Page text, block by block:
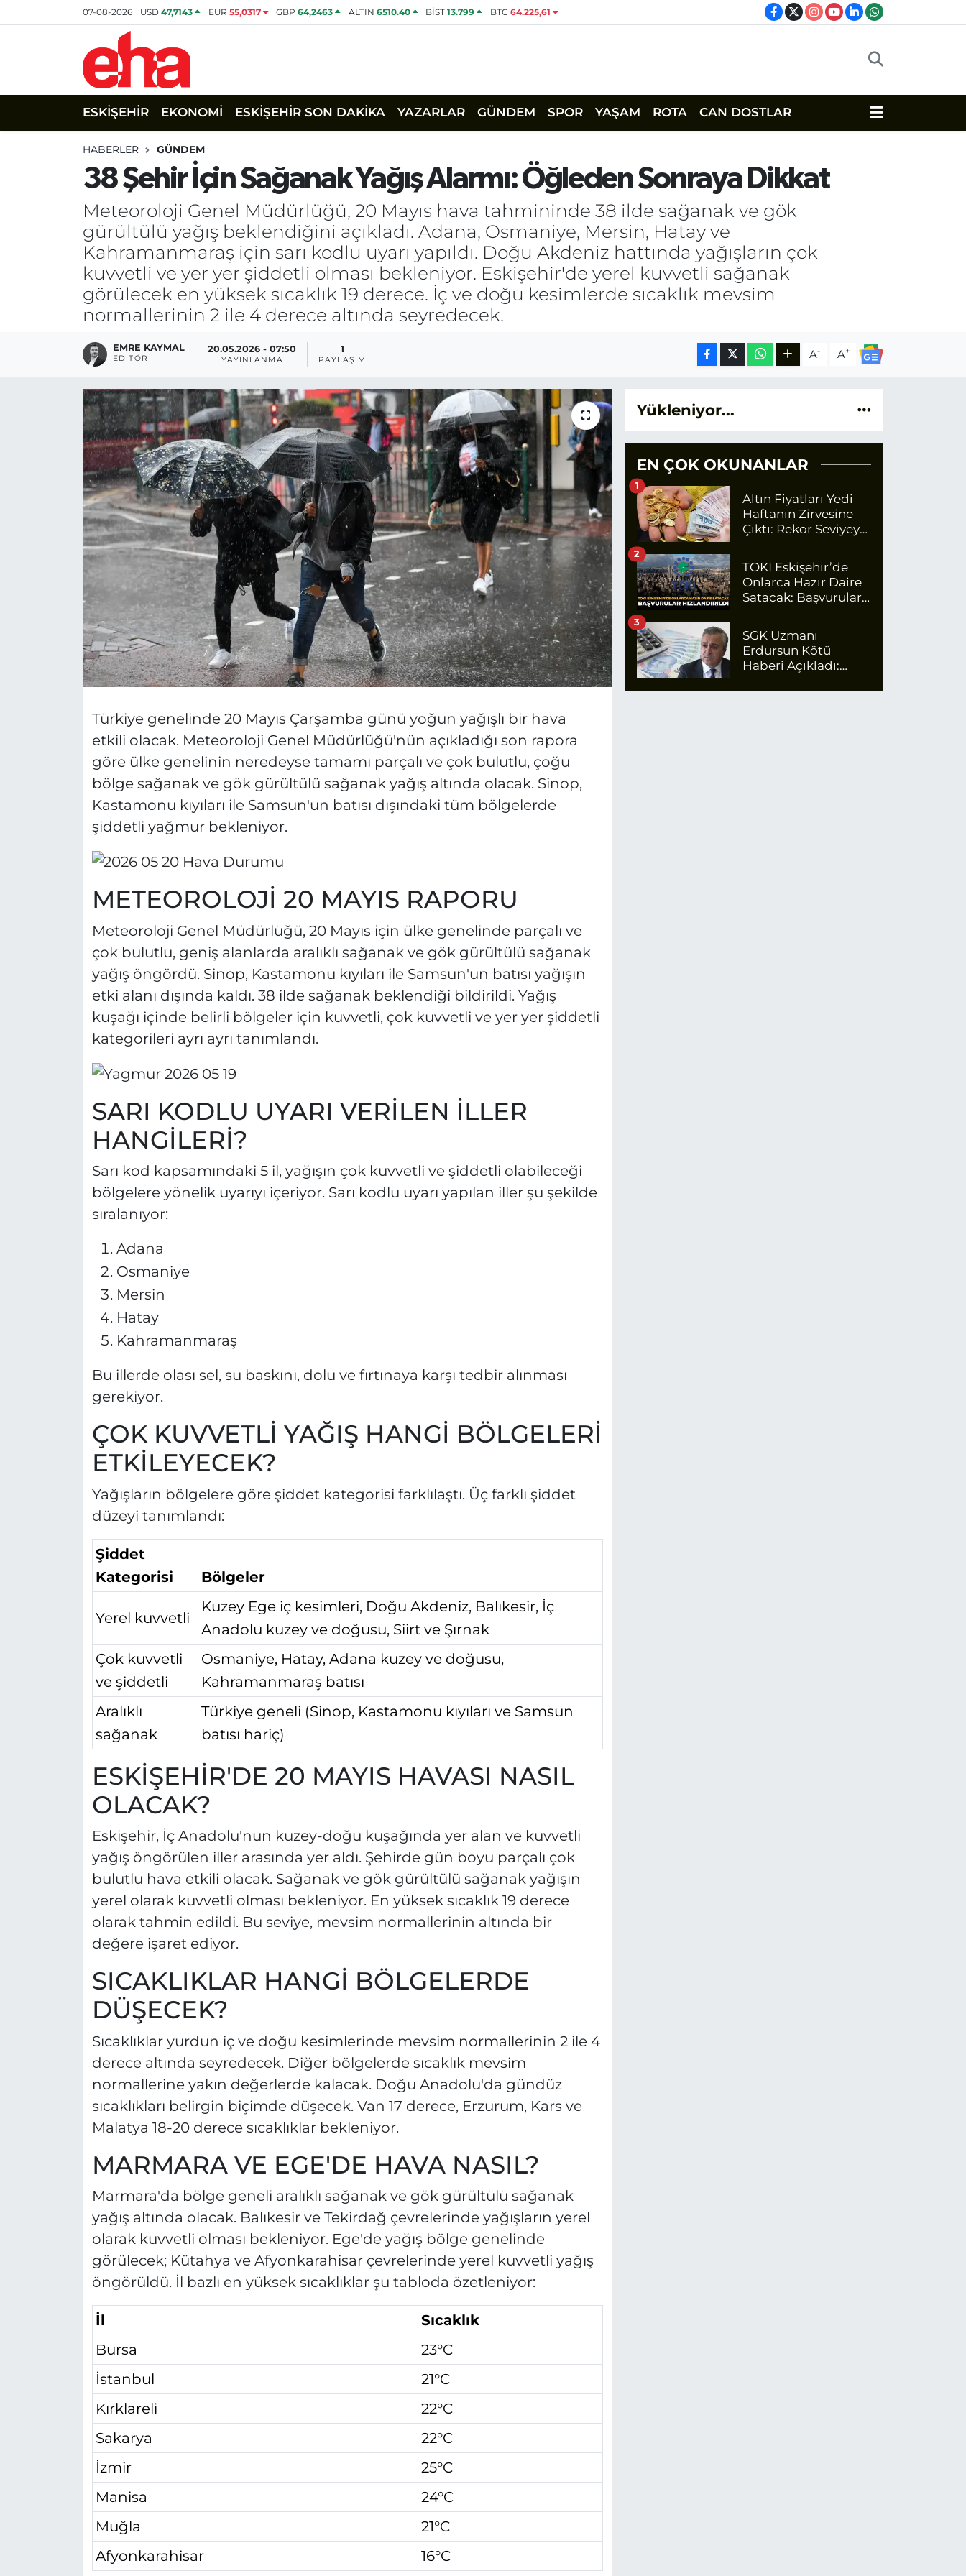
07-08-2026 USD47,7143 EUR 55,0317 GBP64,2463 ALTIN 6510.40 BİST13.799 BTC 64.225,61
ESKİŞEHİR EKONOMİ ESKİŞEHİR SON DAKİKA YAZARLAR GÜNDEM SPOR YAŞAM ROTA CAN DOSTLAR
HABERLER GÜNDEM
38 Şehir İçin Sağanak Yağış Alarmı: Öğleden Sonraya Dikkat
Meteoroloji Genel Müdürlüğü, 20 Mayıs hava tahmininde 38 ilde sağanak ve gök
gürültülü yağış beklendiğini açıkladı. Adana, Osmaniye, Mersin, Hatay ve
Kahramanmaraş için sarı kodlu uyarı yapıldı. Doğu Akdeniz hattında yağışların çok
kuvvetli ve yer yer şiddetli olması bekleniyor. Eskişehir'de yerel kuvvetli sağanak
görülecek en yüksek sıcaklık 19 derece. İç ve doğu kesimlerde sıcaklık mevsim
normallerinin 2 ile 4 derece altında seyredecek.
EMRE KAYMAL
EDITÖR
20.05.2026 - 07:50
YAYINLANMA
1
PAYLAŞIM A- A+
Türkiye genelinde 20 Mayıs Çarşamba günü yoğun yağışlı bir hava
etkili olacak. Meteoroloji Genel Müdürlüğü'nün açıkladığı son rapora
göre ülke genelinin neredeyse tamamı parçalı ve çok bulutlu, çoğu
bölge sağanak ve gök gürültülü sağanak yağış altında olacak. Sinop,
Kastamonu kıyıları ile Samsun'un batısı dışındaki tüm bölgelerde
şiddetli yağmur bekleniyor.
METEOROLOJİ 20 MAYIS RAPORU
Meteoroloji Genel Müdürlüğü, 20 Mayıs için ülke genelinde parçalı ve
çok bulutlu, geniş alanlarda aralıklı sağanak ve gök gürültülü sağanak
yağış öngördü. Sinop, Kastamonu kıyıları ile Samsun'un batısı yağışın
etki alanı dışında kaldı. 38 ilde sağanak beklendiği bildirildi. Yağış
kuşağı içinde belirli bölgeler için kuvvetli, çok kuvvetli ve yer yer şiddetli
kategorileri ayrı ayrı tanımlandı.
SARI KODLU UYARI VERİLEN İLLER
HANGİLERİ?
Sarı kod kapsamındaki 5 il, yağışın çok kuvvetli ve şiddetli olabileceği
bölgelere yönelik uyarıyı içeriyor. Sarı kodlu uyarı yapılan iller şu şekilde
sıralanıyor:
Adana
Osmaniye
Mersin
Hatay
Kahramanmaraş
Bu illerde olası sel, su baskını, dolu ve fırtınaya karşı tedbir alınması
gerekiyor.
ÇOK KUVVETLİ YAĞIŞ HANGİ BÖLGELERİ
ETKİLEYECEK?
Yağışların bölgelere göre şiddet kategorisi farklılaştı. Üç farklı şiddet
düzeyi tanımlandı:
Şiddet
Kategorisi
Bölgeler
Yerel kuvvetli
Kuzey Ege iç kesimleri, Doğu Akdeniz, Balıkesir, İç
Anadolu kuzey ve doğusu, Siirt ve Şırnak
Çok kuvvetli
ve şiddetli
Osmaniye, Hatay, Adana kuzey ve doğusu,
Kahramanmaraş batısı
Aralıklı
sağanak
Türkiye geneli (Sinop, Kastamonu kıyıları ve Samsun
batısı hariç)
ESKİŞEHİR'DE 20 MAYIS HAVASI NASIL
OLACAK?
Eskişehir, İç Anadolu'nun kuzey-doğu kuşağında yer alan ve kuvvetli
yağış öngörülen iller arasında yer aldı. Şehirde gün boyu parçalı çok
bulutlu hava etkili olacak. Sağanak ve gök gürültülü sağanak yağışın
yerel olarak kuvvetli olması bekleniyor. En yüksek sıcaklık 19 derece
olarak tahmin edildi. Bu seviye, mevsim normallerinin altında bir
değere işaret ediyor.
SICAKLIKLAR HANGİ BÖLGELERDE
DÜŞECEK?
Sıcaklıklar yurdun iç ve doğu kesimlerinde mevsim normallerinin 2 ile 4
derece altında seyredecek. Diğer bölgelerde sıcaklık mevsim
normallerine yakın değerlerde kalacak. Doğu Anadolu'da gündüz
sıcaklıkları belirgin biçimde düşecek. Van 17 derece, Erzurum, Kars ve
Malatya 18-20 derece sıcaklıklar bekleniyor.
MARMARA VE EGE'DE HAVA NASIL?
Marmara'da bölge geneli aralıklı sağanak ve gök gürültülü sağanak
yağış altında olacak. Balıkesir ve Tekirdağ çevrelerinde yağışların yerel
olarak kuvvetli olması bekleniyor. Ege'de yağış bölge genelinde
görülecek; Kütahya ve Afyonkarahisar çevrelerinde yerel kuvvetli yağış
öngörüldü. İl bazlı en yüksek sıcaklıklar şu tabloda özetleniyor:
İl
Sıcaklık
Bursa
23°C
İstanbul
21°C
Kırklareli
22°C
Sakarya
22°C
İzmir
25°C
Manisa
24°C
Muğla
21°C
Afyonkarahisar
16°C
Yükleniyor...
EN ÇOK OKUNANLAR
Altın Fiyatları Yedi
Haftanın Zirvesine
Çıktı: Rekor Seviyeye
1
TOKİ Eskişehir’de
Onlarca Hazır Daire
Satacak: Başvurular
2
SGK Uzmanı
Erdursun Kötü
Haberi Açıkladı:
İçin Net Rakam
3